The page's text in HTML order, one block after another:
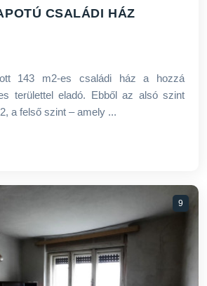
CSALÁDI HÁZ
143 m2-es családi ház a hozzá
területtel eladó. Ebből az alsó szint
a felső szint – amely ...
9